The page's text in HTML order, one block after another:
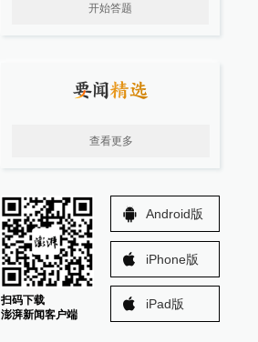
开始答题
查看更多
扫码下载
澎湃新闻客户端
Android版
iPhone版
iPad版